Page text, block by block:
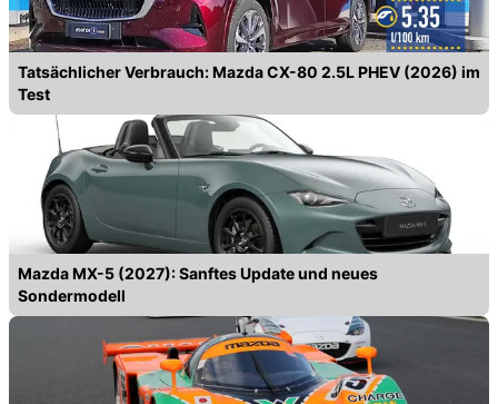
Tatsächlicher Verbrauch: Mazda CX-80 2.5L PHEV (2026) im
Test
Mazda MX-5 (2027): Sanftes Update und neues
Sondermodell